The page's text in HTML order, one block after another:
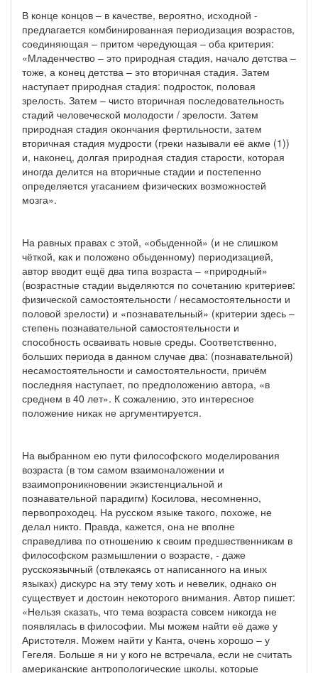
В конце концов – в качестве, вероятно, исходной -
предлагается комбинированная периодизация возрастов,
соединяющая – притом чередующая – оба критерия:
«Младенчество – это природная стадия, начало детства –
тоже, а конец детства – это вторичная стадия. Затем
наступает природная стадия: подросток, половая
зрелость. Затем – чисто вторичная последовательность
стадий человеческой молодости / зрелости. Затем
природная стадия окончания фертильности, затем
вторичная стадия мудрости (греки называли её акме (1))
и, наконец, долгая природная стадия старости, которая
иногда делится на вторичные стадии и постепенно
определяется угасанием физических возможностей
мозга».
На равных правах с этой, «обыденной» (и не слишком
чёткой, как и положено обыденному) периодизацией,
автор вводит ещё два типа возраста – «природный»
(возрастные стадии выделяются по сочетанию критериев:
физической самостоятельности / несамостоятельности и
половой зрелости) и «познавательный» (критерии здесь –
степень познавательной самостоятельности и
способность осваивать новые среды. Соответственно,
больших периода в данном случае два: (познавательной)
несамостоятельности и самостоятельности, причём
последняя наступает, по предположению автора, «в
среднем в 40 лет». К сожалению, это интересное
положение никак не аргументируется.
На выбранном ею пути философского моделирования
возраста (в том самом взаимоналожении и
взаимопроникновении экзистенциальной и
познавательной парадигм) Косилова, несомненно,
первопроходец. На русском языке такого, похоже, не
делал никто. Правда, кажется, она не вполне
справедлива по отношению к своим предшественникам в
философском размышлении о возрасте, - даже
русскоязычный (отвлекаясь от написанного на иных
языках) дискурс на эту тему хоть и невелик, однако он
существует и достоин некоторого внимания. Автор пишет:
«Нельзя сказать, что тема возраста совсем никогда не
появлялась в философии. Мы можем найти её даже у
Аристотеля. Можем найти у Канта, очень хорошо – у
Гегеля. Больше я ни у кого не встречала, если не считать
американские антропологические школы, которые